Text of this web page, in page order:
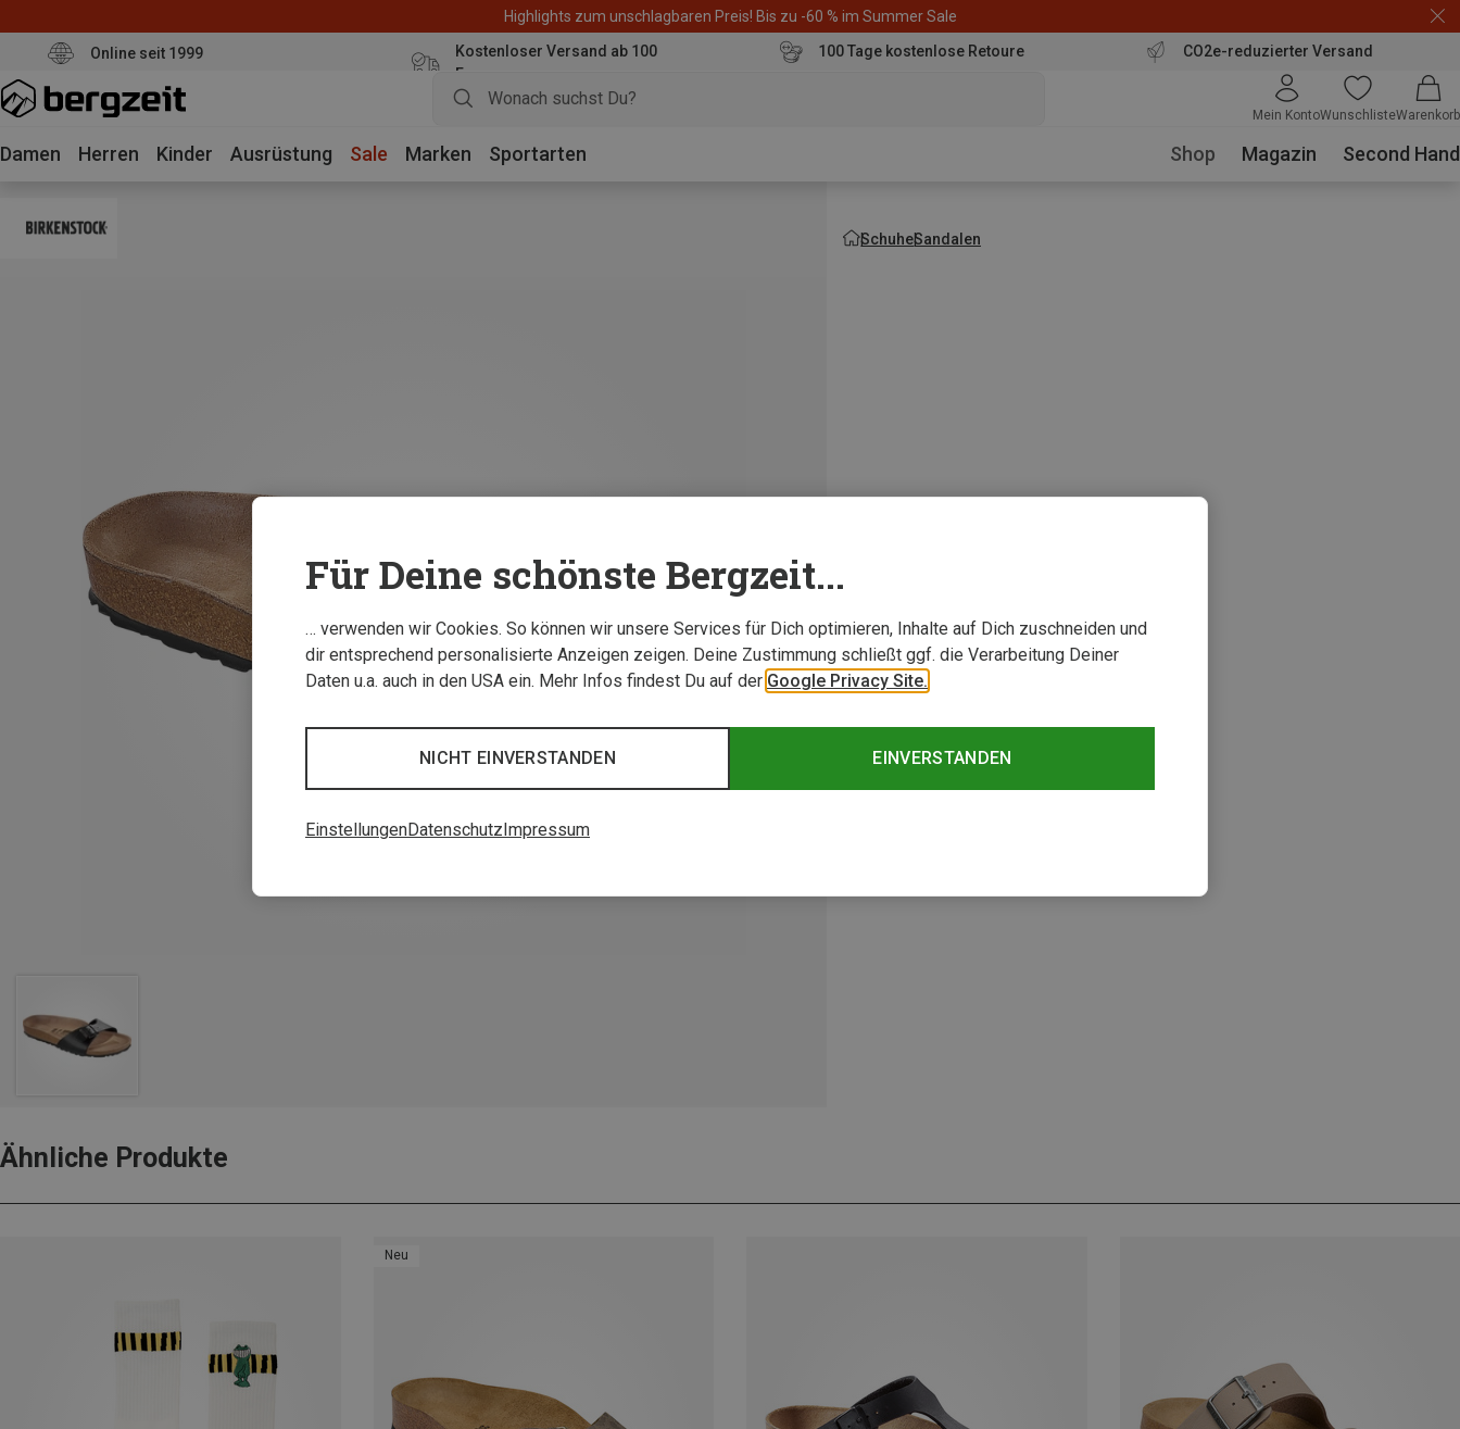
Highlights zum unschlagbaren Preis! Bis zu -60 % im Summer Sale
Online seit 1999
Kostenloser Versand ab 100
Euro
100 Tage kostenlose Retoure CO2e-reduzierter Versand
Mein KontoWunschlisteWarenkorb
Damen Herren Kinder Ausrüstung Sale Marken Sportarten Shop Magazin Second Hand
SchuheSandalen
Ähnliche Produkte
Neu
Für Deine schönste Bergzeit...
… verwenden wir Cookies. So können wir unsere Services für Dich optimieren, Inhalte auf Dich zuschneiden und
dir entsprechend personalisierte Anzeigen zeigen. Deine Zustimmung schließt ggf. die Verarbeitung Deiner
Daten u.a. auch in den USA ein. Mehr Infos findest Du auf der Google Privacy Site.
EINVERSTANDEN
NICHT EINVERSTANDEN
EinstellungenDatenschutz Impressum